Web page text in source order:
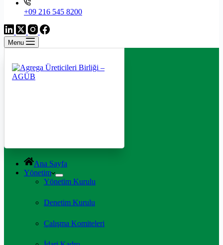
+09 216 545 8200
Menu
Ana Sayfa
Yönetim
Yönetim Kurulu
Denetim Kurulu
Çalışma Komiteleri